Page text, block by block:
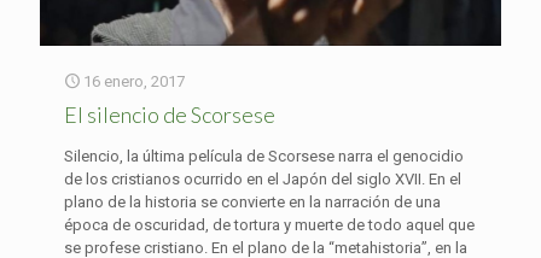
16 enero, 2017
El silencio de Scorsese
Silencio, la última película de Scorsese narra el genocidio
de los cristianos ocurrido en el Japón del siglo XVII. En el
plano de la historia se convierte en la narración de una
época de oscuridad, de tortura y muerte de todo aquel que
se profese cristiano. En el plano de la “metahistoria”, en la